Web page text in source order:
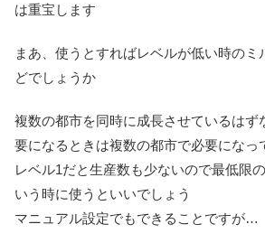
は重宝します
まあ、使うとすればレベルが低い時のミ
どでしょうか
複数の都市を同時に成長させているはず
要になるときは複数の都市で必要になっ
レベル1だと生産数も少ないので最低限
いう時に使うといいでしょう
マニュアル設定でもできることですが…